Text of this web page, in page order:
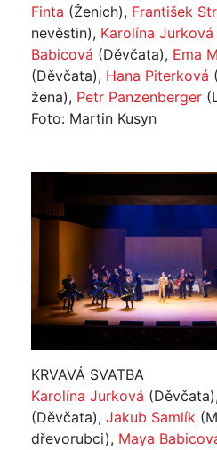
Finta (Ženich), František
nevěstin), Karolína Jurková
Babicová (Děvčata), Ema
(Děvčata), Hana Piterková
žena), Petr Panzenberger
Foto: Martin Kusyn
KRVAVÁ SVATBA
Karolína Jurková (Děvčata),
(Děvčata), Jakub Samlík
dřevorubci), Maya